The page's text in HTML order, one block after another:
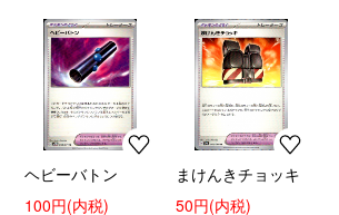
ヘビーバトン
100円(内税)
まけんきチョッキ
50円(内税)